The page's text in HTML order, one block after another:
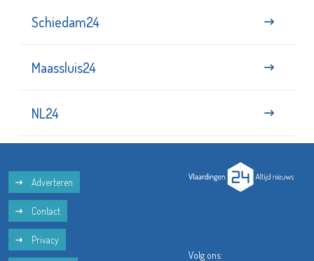
Schiedam24
Maassluis24
NL24
Adverteren
Contact
Privacy
Volg ons: